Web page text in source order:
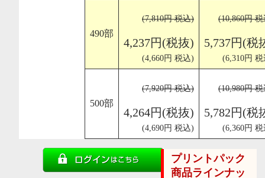
490部
(7,810円 税込)
4,237円(税抜)
(4,660円 税込)
(10,860円
5,737円(税
(6,310円
500部
(7,920円 税込)
4,264円(税抜)
(4,690円 税込)
(10,980円
5,782円(税
(6,360円
プリントパック
商品ラインナッ